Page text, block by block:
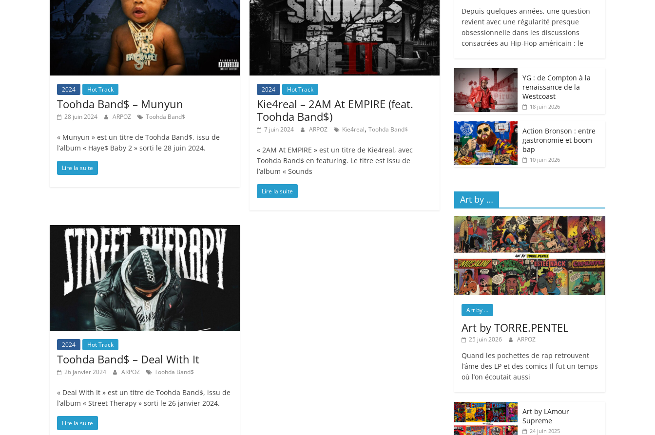
2024 Hot Track
Toohda Band$ – Munyun
28 juin 2024 ARPOZ Toohda Band$
« Munyun » est un titre de Toohda Band$, issu de
l’album « Haye$ Baby 2 » sorti le 28 juin 2024.
Lire la suite
2024 Hot Track
Kie4real – 2AM At EMPIRE (feat.
Toohda Band$)
7 juin 2024 ARPOZ Kie4real,Toohda Band$
« 2AM At EMPIRE » est un titre de Kie4real, avec
Toohda Band$ en featuring. Le titre est issu de
l’album « Sounds
Lire la suite
2024 Hot Track
Toohda Band$ – Deal With It
26 janvier 2024 ARPOZ Toohda Band$
« Deal With It » est un titre de Toohda Band$, issu de
l’album « Street Therapy » sorti le 26 janvier 2024.
Lire la suite
Depuis quelques années, une question
revient avec une régularité presque
obsessionnelle dans les discussions
consacrées au Hip-Hop américain : le
YG : de Compton à la
renaissance de la
Westcoast
18 juin 2026
Action Bronson : entre
gastronomie et boom
bap
10 juin 2026
Art by …
Art by ...
Art by TORRE.PENTEL
25 juin 2026 ARPOZ
Quand les pochettes de rap retrouvent
l’âme des LP et des comics Il fut un temps
où l’on écoutait aussi
Art by LAmour
Supreme
24 juin 2025